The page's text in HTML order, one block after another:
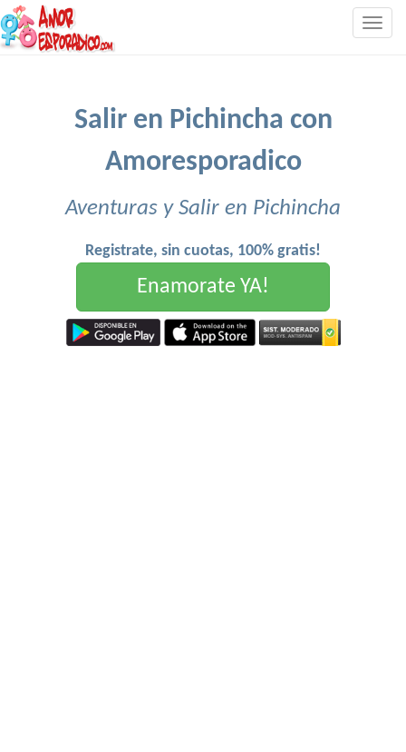
Salir en Pichincha con
Amoresporadico
Aventuras y Salir en Pichincha
Registrate, sin cuotas, 100% gratis!
Enamorate YA!